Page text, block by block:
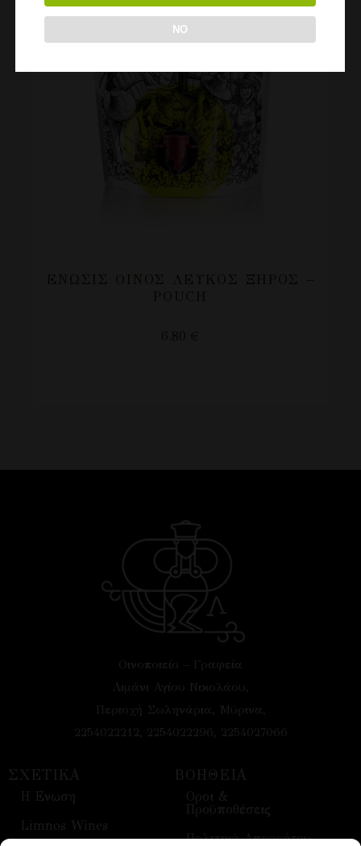
ΈΝΩΣΙΣ ΟΊΝΟΣ ΛΕΥΚΌΣ ΞΗΡΌΣ –
POUCH
Οινοποιείο – Γραφεία
Λιμάνι Αγίου Νικολάου,
Περιοχή Σωληνάρια, Μύρινα,
2254022212, 2254022296, 2254027066
ΣΧΕΤΙΚΑ
H Ενωση
Limnos Wines
ΒΟΗΘΕΙΑ
Οροι &
Προϋποθέσεις
Πολιτική Απορρήτου
NO